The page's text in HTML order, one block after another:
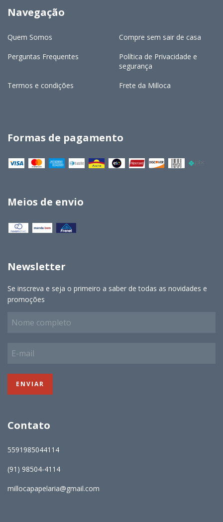
Navegação
Quem Somos Compre sem sair de casa
Perguntas Frequentes
Política de Privacidade e
segurança
Termos e condições Frete da Milloca
Formas de pagamento
Meios de envio
Newsletter
Se inscreva e seja o primeiro a saber de todas as novidades e
promoções
Contato
5591985044114
(91) 98504-4114
millocapapelaria@gmail.com